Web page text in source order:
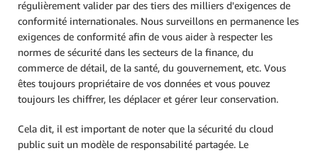
régulièrement valider par des tiers des milliers d'exigences de
conformité internationales. Nous surveillons en permanence les
exigences de conformité afin de vous aider à respecter les
normes de sécurité dans les secteurs de la finance, du
commerce de détail, de la santé, du gouvernement, etc. Vous
êtes toujours propriétaire de vos données et vous pouvez
toujours les chiffrer, les déplacer et gérer leur conservation.
Cela dit, il est important de noter que la sécurité du cloud
public suit un modèle de responsabilité partagée. Le